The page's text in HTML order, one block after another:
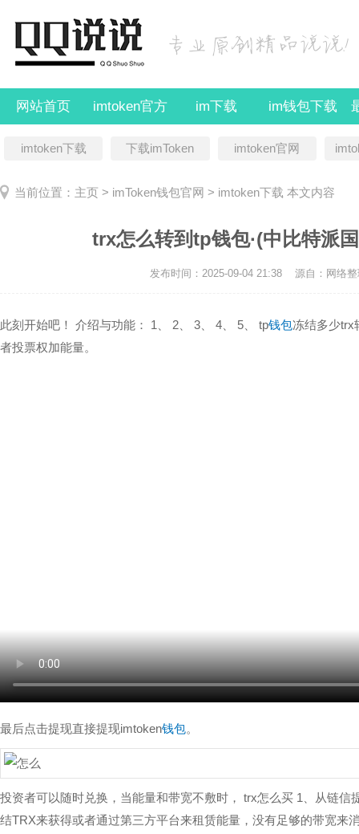
网站首页 imtoken官方 im下载 im钱包下载
imtoken下载 下载imToken imtoken官网
当前位置： 主页 > imToken钱包官网 > imtoken下载 本文内容
trx怎么转到tp钱包·(中比特派
发布时间：2025-09-04 21:38 源自：网络整
此刻开始吧！ 介绍与功能： 1、 2、 3、 4、 5、 tp钱包冻结多少trx
者投票权加能量。
最后点击提现直接提现imtoken钱包。
投资者可以随时兑换，当能量和带宽不敷时， trx怎么买 1、从链
结TRX来获得或者通过第三方平台来租赁能量，没有足够的带宽来